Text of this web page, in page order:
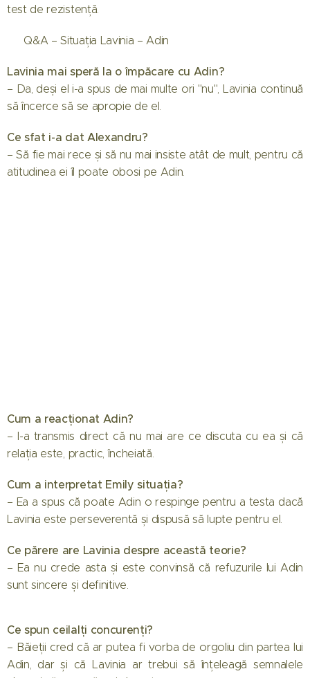
test de rezistență.
❓ Q&A – Situația Lavinia – Adin
Lavinia mai speră la o împăcare cu Adin?
– Da, deși el i-a spus de mai multe ori "nu", Lavinia continuă
să încerce să se apropie de el.
Ce sfat i-a dat Alexandru?
– Să fie mai rece și să nu mai insiste atât de mult, pentru că
atitudinea ei îl poate obosi pe Adin.
Cum a reacționat Adin?
– I-a transmis direct că nu mai are ce discuta cu ea și că
relația este, practic, încheiată.
Cum a interpretat Emily situația?
– Ea a spus că poate Adin o respinge pentru a testa dacă
Lavinia este perseverentă și dispusă să lupte pentru el.
Ce părere are Lavinia despre această teorie?
– Ea nu crede asta și este convinsă că refuzurile lui Adin
sunt sincere și definitive.
Ce spun ceilalți concurenți?
– Băieții cred că ar putea fi vorba de orgoliu din partea lui
Adin, dar și că Lavinia ar trebui să înțeleagă semnalele